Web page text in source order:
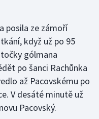
posila ze zámoří
když už po 95
gólmana
po šanci Rachůnka
až Pacovskému po
V desáté minutě už
Pacovský.